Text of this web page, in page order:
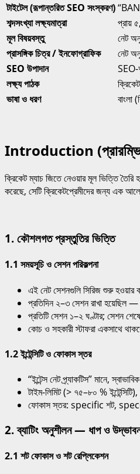
টাইটেল (রূপান্তরিত SEO সংস্করণ)“BAN
শব্দসংখ্যা লক্ষ্যমাত্রা
প্রায়
মূল বিষয়বস্তু
নেট
প্রাসঙ্গিক চিত্র / ইনফোগ্রাফিক
নেট
SEO উপাদান
SEO-
লক্ষ্য পাঠক
ভাষা ও ধরণ
বাংলা
Introduction
ক্রিকেট ম্যাচ জিতে নেওয়ার মূল ভিত্তি
করেছে, সেটি ক্রিকেটপ্রেমীদের জন্য এক
1. কৌশলগত প্রস্তুতির ভিত্তি
1.1 সময়সূচি ও সেশন পরিকল্পনা
এই নেট সেশনগুলি সিরিজ শুরু
প্রতিদিন ২–৩ সেশন রাখা হয়েছিল —
প্রতিটি সেশন ১–২ ঘণ্টার; সেশন
কোচ ও সহকারী স্টাফরা একসাথে
1.2 ইন্টেন্সিটি ও ফোকাস স্তর
“ইন্টেন্স নেট প্র্যাকটিস” মানে,
টাইম-লিমিট (> ৭৫–৮০ %
ফোকাস স্তর: specific শট, specific
2. ব্যাটিং অনুশীলন — ধাপ ও
2.1 শট ফোকাস ও শট রেপ্লিকেশন